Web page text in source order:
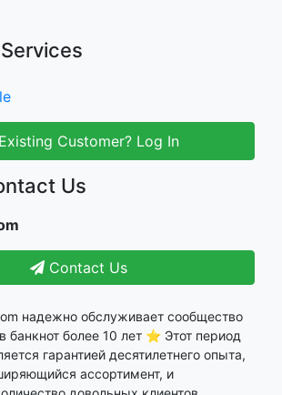
Customer? Log In
Us
Contact Us
надежно обслуживает сообщество
банкнот более 10 лет ⭐ Этот период
гарантией десятилетнего опыта,
ассортимент, и